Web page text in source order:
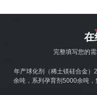
在
完整填写您的
年产球化剂（稀土镁硅合金
余吨，系列孕育剂5000余吨